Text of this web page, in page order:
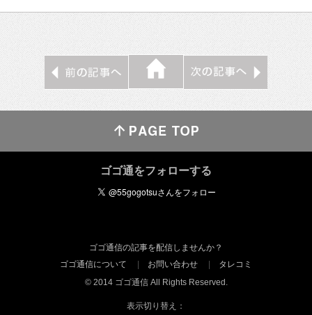
ゴゴ通をフォローする
ゴゴ通信の記事を配信しませんか？
ゴゴ通信について
お問い合わせ
タレコミ
© 2014 ゴゴ通信 All Rights Reserved.
表示切り替え：